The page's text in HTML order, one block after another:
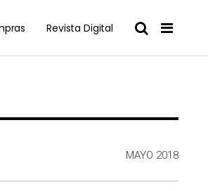
Revista Digital
MAYO 2018